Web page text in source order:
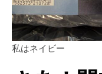
私はネイビー